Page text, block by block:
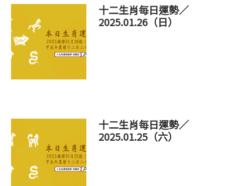
十二生肖每日運勢／
2025.01.26（日）
十二生肖每日運勢／
2025.01.25（六）